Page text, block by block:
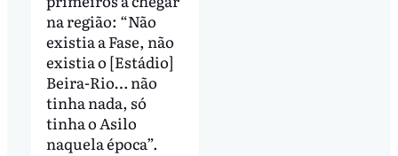
na região: “Não
existia a Fase, não
existia o [Estádio]
Beira-Rio… não
tinha nada, só
tinha o Asilo
naquela época”.